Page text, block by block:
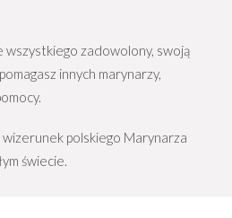
wszystkiego zadowolony, swoją
innych marynarzy,
polskiego Marynarza
świecie.